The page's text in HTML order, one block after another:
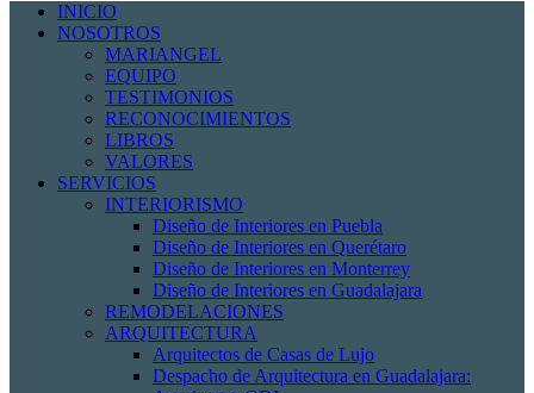
INICIO
NOSOTROS
MARIANGEL
EQUIPO
TESTIMONIOS
RECONOCIMIENTOS
LIBROS
VALORES
SERVICIOS
INTERIORISMO
Diseño de Interiores en Puebla
Diseño de Interiores en Querétaro
Diseño de Interiores en Monterrey
Diseño de Interiores en Guadalajara
REMODELACIONES
ARQUITECTURA
Arquitectos de Casas de Lujo
Despacho de Arquitectura en Guadalajara: